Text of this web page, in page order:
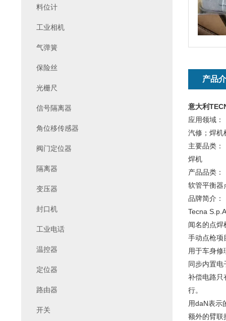
产品
意大利
应用领域：
汽修；焊机
主要品类：
焊机
产品品类：
软管平衡器
品牌简介：
Tecna
闻名的点焊
手动点枪项
用于车身
同步内置电
补偿电路只
行。
用daN表示
额外的臂联
料位计
工业相机
气弹簧
保险丝
光栅尺
信号隔离器
角位移传感器
阀门定位器
隔离器
变压器
封口机
工业电话
温控器
定位器
路由器
开关